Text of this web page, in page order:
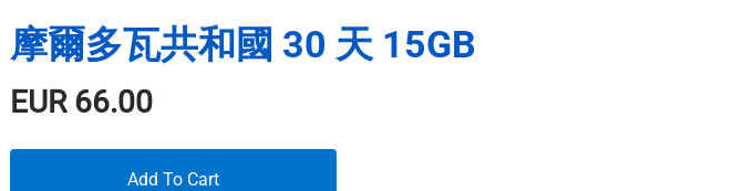
摩爾多瓦共和國 30 天 15GB
EUR66.00
Add To Cart